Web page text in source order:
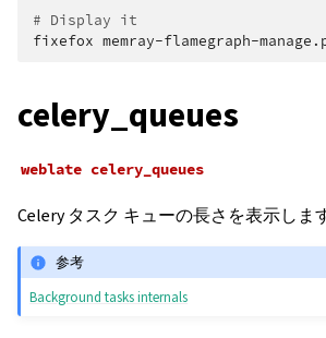
# Display it
fixefox
celery_queues
weblate celery_queues
Celery タスク キューの長さを表示します
参考
Background tasks internals